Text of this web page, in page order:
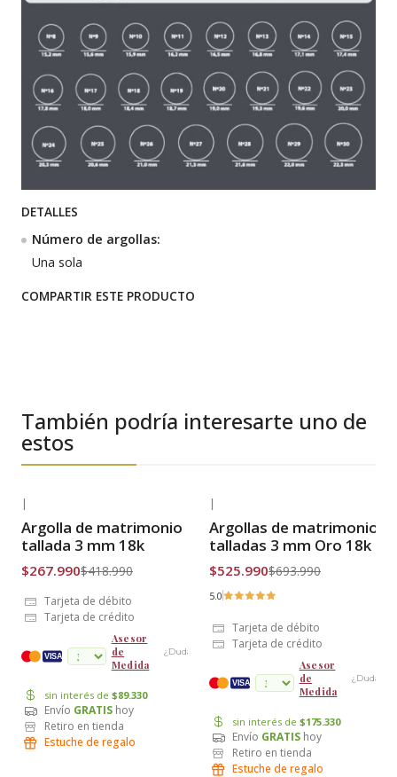
DETALLES
Número de argollas:
Una sola
COMPARTIR ESTE PRODUCTO
También podría interesarte uno de
estos
Envío Gratis
|
Argolla de matrimonio
tallada 3 mm 18k
$267.990$418.990
Tarjeta de débito
Tarjeta de crédito
VISA
Asesor
de
Medida
¿Dudas?
sin interés de $89.330
Envío GRATIS hoy
Retiro en tienda
Estuche de regalo
Envío Gratis
|
Argollas de matrimonio
talladas 3 mm Oro 18k
$525.990$693.990
5.0
Tarjeta de débito
Tarjeta de crédito
VISA
Asesor
de
Medida
¿Dudas?
sin interés de $175.330
Envío GRATIS hoy
Retiro en tienda
Estuche de regalo